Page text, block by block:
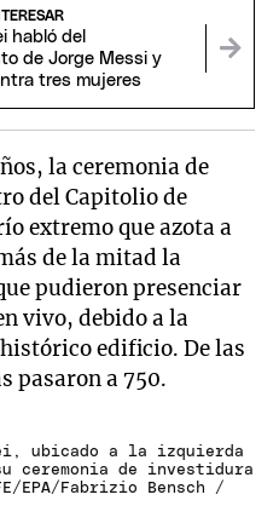
habló del
de Jorge Messi y
tres mujeres
la ceremonia de
del Capitolio de
extremo que azota a
de la mitad la
pudieron presenciar
vivo, debido a la
edificio. De las
pasaron a 750.
ubicado a la izquierda
ceremonia de investidura
EPA/Fabrizio Bensch /